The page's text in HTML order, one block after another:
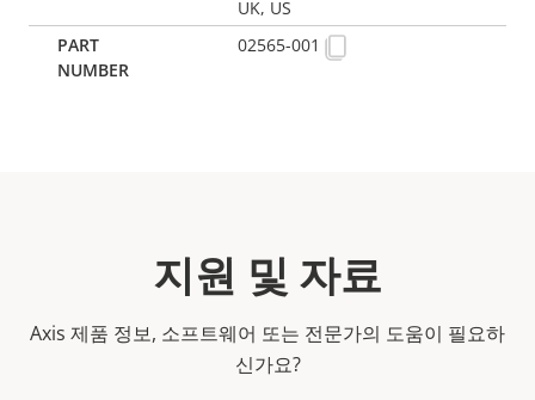
UK, US
02565-001
지원 및 자료
Axis 제품 정보, 소프트웨어 또는 전문가의 도움이 필요하
신가요?